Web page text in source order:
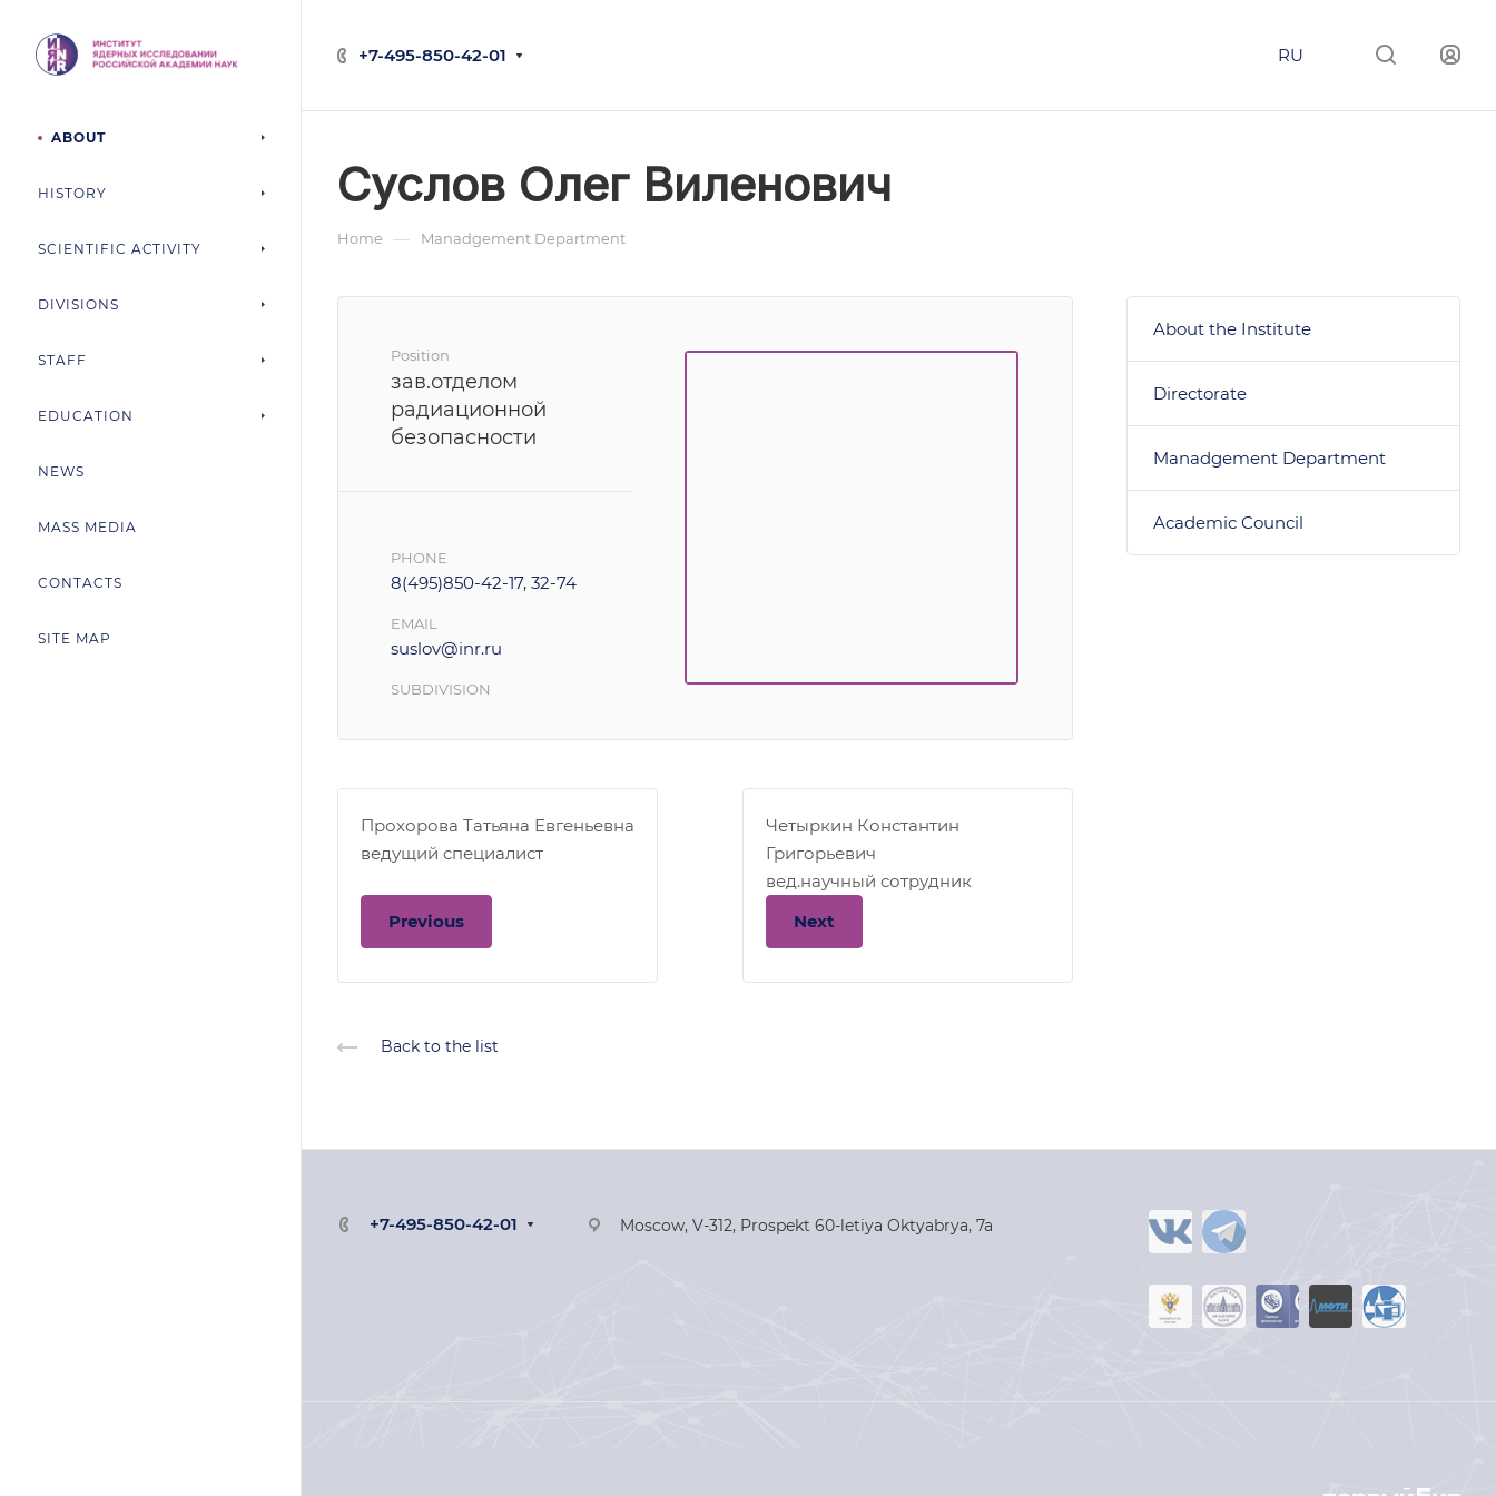
+7-495-850-42-01 RU
ABOUT
HISTORY
SCIENTIFIC ACTIVITY
DIVISIONS
STAFF
EDUCATION
NEWS
MASS MEDIA
CONTACTS
SITE MAP
Суслов Олег Виленович
Home — Manadgement Department
Position
зав.отделом
радиационной
безопасности
PHONE
8(495)850-42-17, 32-74
EMAIL
suslov@inr.ru
SUBDIVISION
Прохорова Татьяна Евгеньевна
ведущий специалист
Previous
Четыркин Константин
Григорьевич
вед.научный сотрудник
Next
Back to the list
About the Institute
Directorate
Manadgement Department
Academic Council
+7-495-850-42-01 Moscow, V-312, Prospekt 60-letiya Oktyabrya, 7a